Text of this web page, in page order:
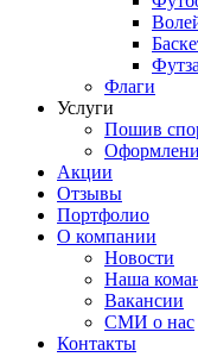
Флаги
Услуги
Пошив
Акции
Отзывы
Портфолио
О компании
Новости
Наша
Вакансии
СМИ о нас
Контакты